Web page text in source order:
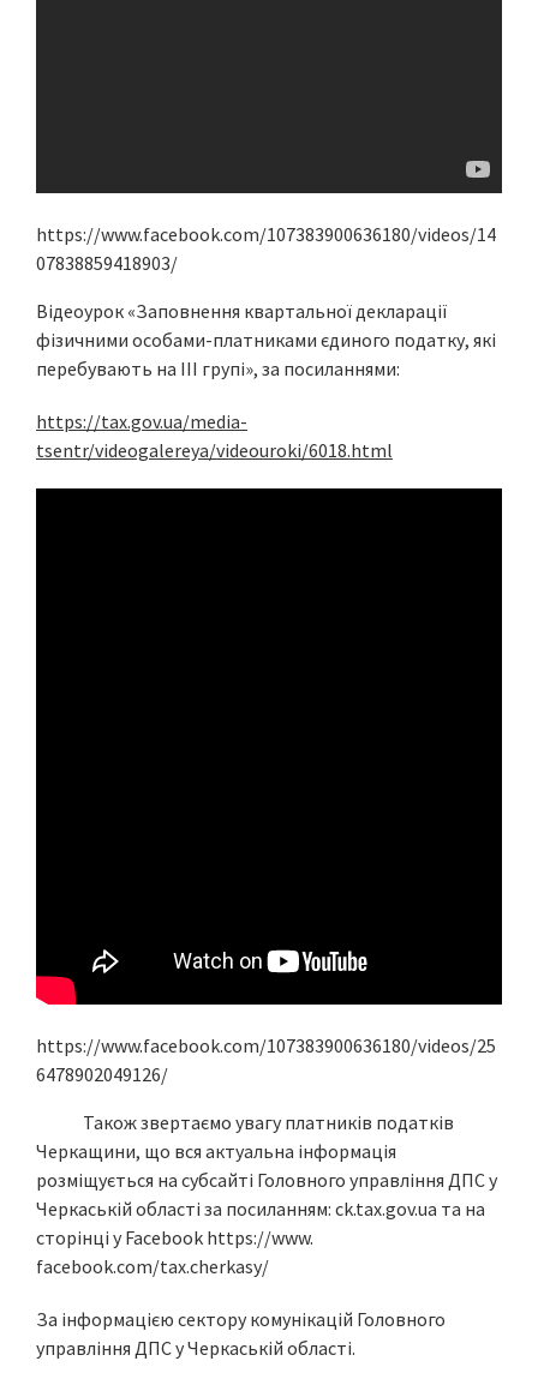
https://www.facebook.com/107383900636180/videos/14
07838859418903/
Відеоурок «Заповнення квартальної декларації
фізичними особами-платниками єдиного податку, які
перебувають на ІІІ групі», за посиланнями:
https://tax.gov.ua/media-
tsentr/videogalereya/videouroki/6018.html
https://www.facebook.com/107383900636180/videos/25
6478902049126/
Також звертаємо увагу платників податків
Черкащини, що вся актуальна інформація
розміщується на субсайті Головного управління ДПС у
Черкаській області за посиланням: ck.tax.gov.ua та на
сторінці у Facebook https://www.
facebook.com/tax.cherkasy/
За інформацією сектору комунікацій Головного
управління ДПС у Черкаській області.